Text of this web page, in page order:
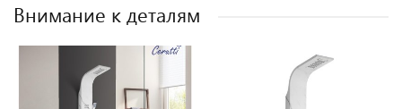
Внимание к деталям